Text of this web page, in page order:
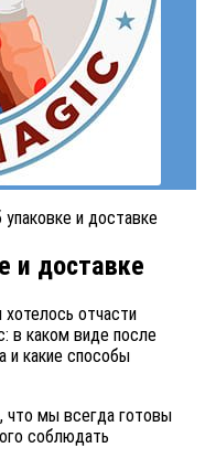
и доставке
и доставке
отчасти
в каком виде после
и какие способы
что мы всегда готовы
соблюдать